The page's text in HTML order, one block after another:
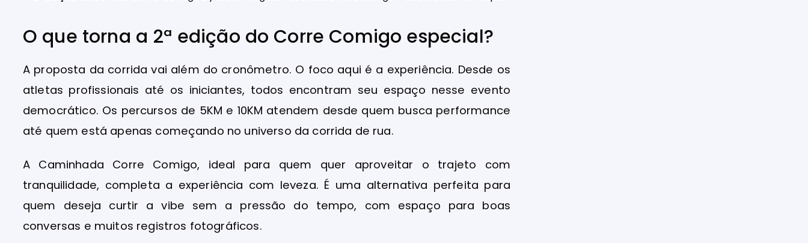
O que torna a 2ª edição do Corre Comigo especial?
A proposta da corrida vai além do cronômetro. O foco aqui é a experiência. Desde os
atletas profissionais até os iniciantes, todos encontram seu espaço nesse evento
democrático. Os percursos de 5KM e 10KM atendem desde quem busca performance
até quem está apenas começando no universo da corrida de rua.
A Caminhada Corre Comigo, ideal para quem quer aproveitar o trajeto com
tranquilidade, completa a experiência com leveza. É uma alternativa perfeita para
quem deseja curtir a vibe sem a pressão do tempo, com espaço para boas
conversas e muitos registros fotográficos.